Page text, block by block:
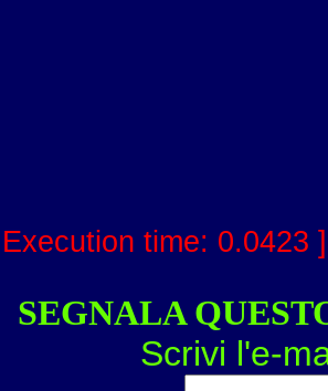
Execution time:
SEGNALA
Scrivi l'e-